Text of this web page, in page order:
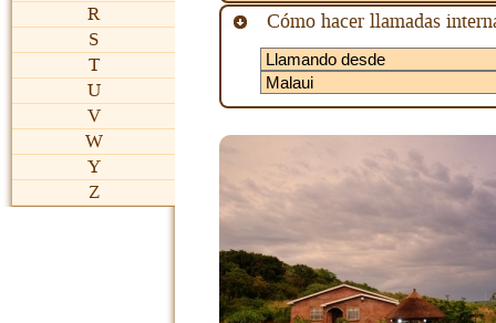
R
S
T
U
V
W
Y
Z
Cómo hacer llamadas